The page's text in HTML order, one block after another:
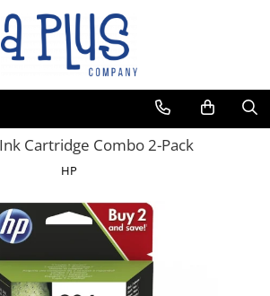
unit)
Cartridge Combo 2-Pack
HP